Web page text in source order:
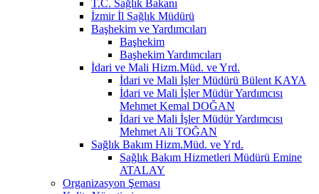
T.C. Sağlık Bakanı
İzmir İl Sağlık Müdürü
Başhekim ve Yardımcıları
Başhekim
Başhekim Yardımcıları
İdari ve Mali Hizm.Müd. ve Yrd.
İdari ve Mali İşler Müdürü Bülent KAYA
İdari ve Mali İşler Müdür Yardımcısı
Mehmet Kemal DOĞAN
İdari ve Mali İşler Müdür Yardımcısı
Mehmet Ali TOĞAN
Sağlık Bakım Hizm.Müd. ve Yrd.
Sağlık Bakım Hizmetleri Müdürü Emine
ATALAY
Organizasyon Şeması